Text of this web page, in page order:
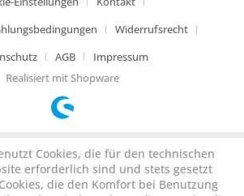
Widerrufsrecht
AGB
Impressum
Realisiert mit Shopware
Cookies, die für den technischen
erforderlich sind und stets gesetzt
die den Komfort bei Benutzung